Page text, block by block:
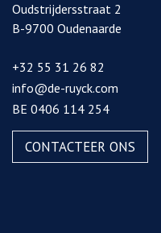
Oudstrijdersstraat 2
B-9700 Oudenaarde
+32 55 31 26 82
info@de-ruyck.com
BE 0406 114 254
CONTACTEER ONS